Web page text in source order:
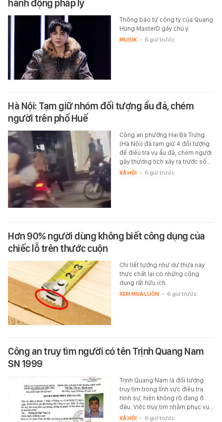
hành động pháp lý
Thông báo từ công ty của Quang
Hùng MasterD gây chú ý.
MUSIK - 6 giờ trước
Hà Nội: Tạm giữ nhóm đối tượng ẩu đả, chém
người trên phố Huế
Công an phường Hai Bà Trưng
(Hà Nội) đã tạm giữ 4 đối tượng
để điều tra vụ ẩu đả, chém người
gây thương tích xảy ra trước số…
XÃ HỘI - 6 giờ trước
Hơn 90% người dùng không biết công dụng của
chiếc lỗ trên thước cuộn
Chi tiết tưởng như dư thừa này
thực chất lại có những công
dụng rất hữu ích.
XEM MUA LUÔN - 6 giờ trước
Công an truy tìm người có tên Trịnh Quang Nam
SN 1999
Trịnh Quang Nam là đối tượng
truy tìm trong lĩnh vực điều tra
hình sự, hiện không rõ đang ở
đâu. Việc truy tìm nhằm phục vụ…
XÃ HỘI - 6 giờ trước